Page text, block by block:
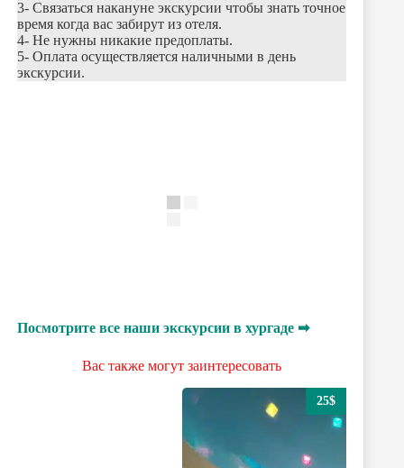
3- Связаться накануне экскурсии чтобы знать точное
время когда вас забирут из отеля.
4- Не нужны никакие предоплаты.
5- Оплата осуществляется наличными в день
экскурсии.
Посмотрите все наши экскурсии в хургаде ➡
Вас также могут заинтересовать
25$